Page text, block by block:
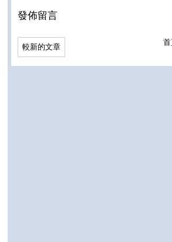
發佈留言
較新的文章